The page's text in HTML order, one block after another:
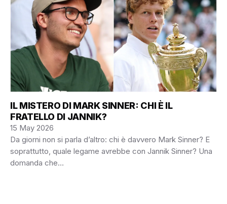
IL MISTERO DI MARK SINNER: CHI È IL
FRATELLO DI JANNIK?
15 May 2026
Da giorni non si parla d’altro: chi è davvero Mark Sinner? E
soprattutto, quale legame avrebbe con Jannik Sinner? Una
domanda che…